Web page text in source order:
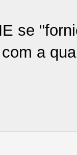
se
a